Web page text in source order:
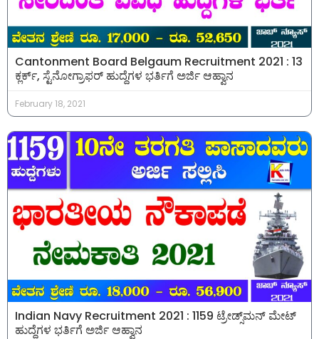
Cantonment Board Belgaum Recruitment 2021 : 13
ಕ್ಲರ್ಕ್, ಸ್ಟೆನೋಗ್ರಾಫರ್ ಹುದ್ದೆಗಳ ಭರ್ತಿಗೆ ಅರ್ಜಿ ಆಹ್ವಾನ
February 18, 2021
Indian Navy Recruitment 2021 : 1159 ಟ್ರೇಡ್ಸ್‌ಮನ್ ಮೇಟ್‌
ಹುದ್ದೆಗಳ ಭರ್ತಿಗೆ ಅರ್ಜಿ ಆಹ್ವಾನ